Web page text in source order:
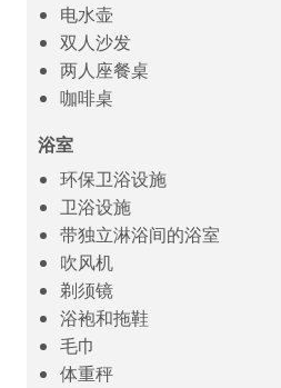
电水壶
双人沙发
两人座餐桌
咖啡桌
浴室
环保卫浴设施
卫浴设施
带独立淋浴间的浴室
吹风机
剃须镜
浴袍和拖鞋
毛巾
体重秤